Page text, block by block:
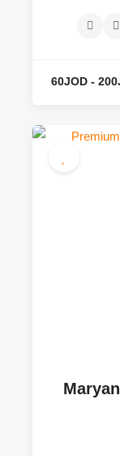
غرفة متعددة الأستخدامات | Maryan